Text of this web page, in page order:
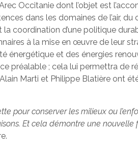
Occitanie dont l’objet est
dans les domaines de l’air, du
coordination d’une politique
à la mise en œuvre de leur
énergétique et des énergies
préalable ; cela lui permettra de
Marti et Philippe Blatière ont
pour conserver les milieux ou
Et cela démontre une nouvelle